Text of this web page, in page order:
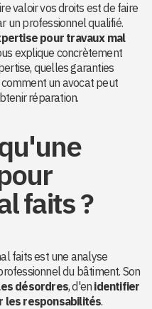
valoir vos droits est de faire
un professionnel qualifié.
pour travaux mal
explique concrètement
quelles garanties
un avocat peut
réparation.
faits ?
faits est une analyse
du bâtiment. Son
désordres, d'en identifier
les responsabilités.